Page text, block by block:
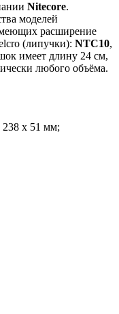
Nitecore.
моделей
расширение
(липучки): NTC10,
имеет длину 24 см,
любого объёма.
х 51 мм;